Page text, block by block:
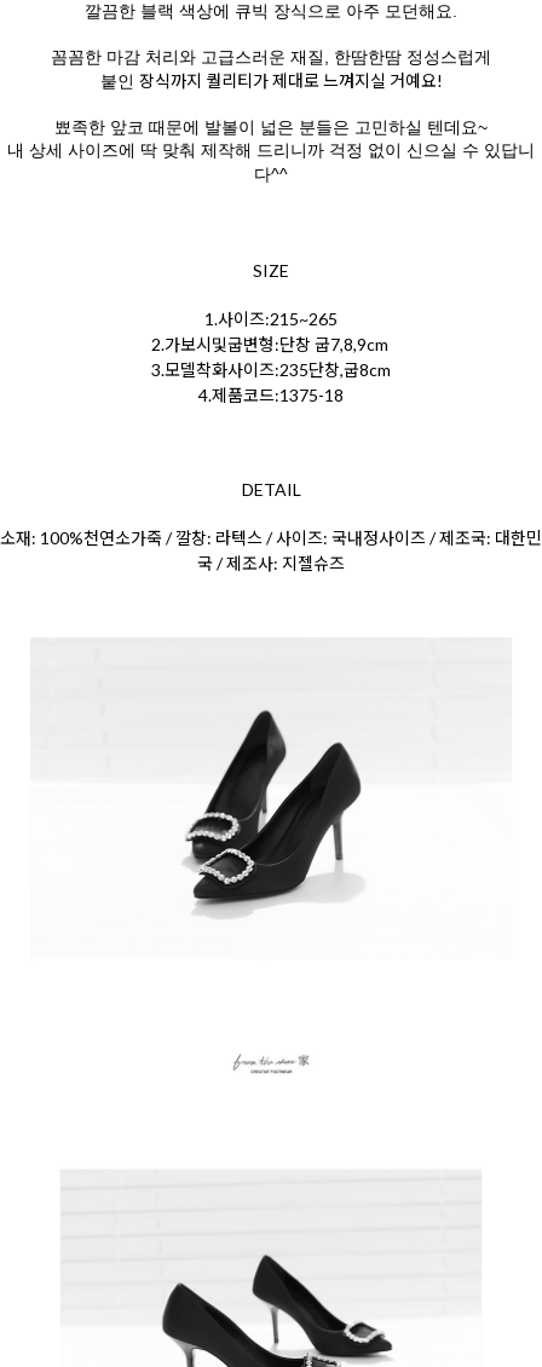
깔끔한 블랙 색상에 큐빅 장식으로 아주 모던해요.
꼼꼼한 마감 처리와 고급스러운 재질, 한땀한땀 정성스럽게
붙인 장식까지 퀄리티가 제대로 느껴지실 거예요!
뾰족한 앞코 때문에 발볼이 넓은 분들은 고민하실 텐데요~
내 상세 사이즈에 딱 맞춰 제작해 드리니까 걱정 없이 신으실 수 있답니
다^^
SIZE
1.사이즈:215~265
2.가보시및굽변형:단창 굽7,8,9cm
3.모델착화사이즈:235단창,굽8cm
4.제품코드:1375-18
DETAIL
소재: 100%천연소가죽 / 깔창: 라텍스 / 사이즈: 국내정사이즈 / 제조국: 대한민
국 / 제조사: 지젤슈즈